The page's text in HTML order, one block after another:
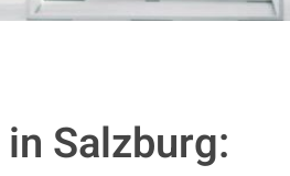
in Salzburg: